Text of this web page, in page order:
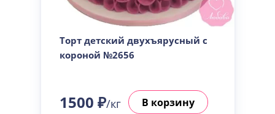
Торт детский двухъярусный с
короной №2656
1500 ₽/кг В корзину